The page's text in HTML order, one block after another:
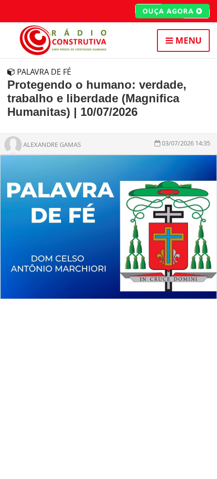
OUÇA AGORA
MENU
PALAVRA DE FÉ
Protegendo o humano: verdade,
trabalho e liberdade (Magnifica
Humanitas) | 10/07/2026
ALEXANDRE GAMAS 03/07/2026 14:35